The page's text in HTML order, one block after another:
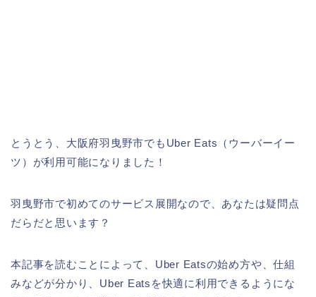
とうとう、大阪府羽曳野市でもUber Eats（ウーバーイー
ツ）が利用可能になりました！
羽曳野市で初めてのサービス展開なので、あなたは疑問点
だらだと思います？
本記事を読むことによって、Uber Eatsの始め方や、仕組
みなどが分かり、Uber Eatsを快適に利用できるようにな